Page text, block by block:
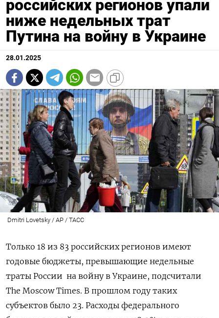
российских регионов упали
ниже недельных трат
Путина на войну в Украине
28.01.2025
Dmitri Lovetsky / AP / ТАСС
Только 18 из 83 российских регионов имеют
годовые бюджеты, превышающие недельные
траты России на войну в Украине, подсчитали
The Moscow Times. В прошлом году таких
субъектов было 23. Расходы федерального